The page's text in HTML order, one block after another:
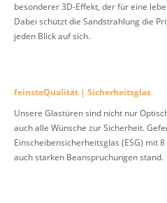
besonderer 3D-Effekt, der für eine
Dabei schützt die Sandstrahlung die
jeden Blick auf sich.
feinsteQualität | Sicherheitsglas
Unsere Glastüren sind nicht nur
auch alle Wünsche zur Sicherheit.
Einscheibensicherheitsglas (ESG) mit
auch starken Beanspruchungen stand.